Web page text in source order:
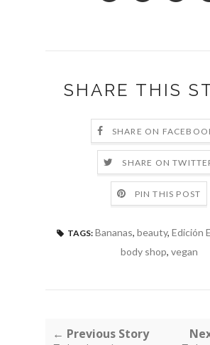
SHARE THIS
SHARE ON
SHARE ON
PIN THIS POST
TAGS: Bananas, beauty, Edición
body shop, vegan
← Previous Story